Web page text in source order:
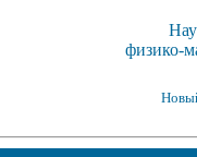
физико-